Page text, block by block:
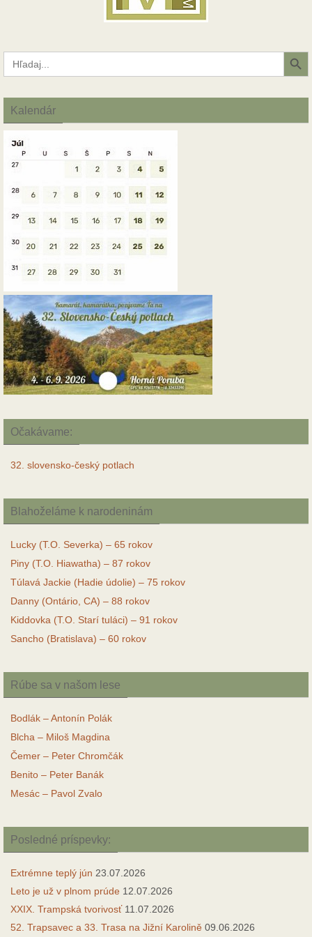
Search
for:
Search Button
Kalendár
Očakávame:
32. slovensko-český potlach
Blahoželáme k narodeninám
Lucky (T.O. Severka) – 65 rokov
Piny (T.O. Hiawatha) – 87 rokov
Túlavá Jackie (Hadie údolie) – 75 rokov
Danny (Ontário, CA) – 88 rokov
Kiddovka (T.O. Starí tuláci) – 91 rokov
Sancho (Bratislava) – 60 rokov
Rúbe sa v našom lese
Bodlák – Antonín Polák
Blcha – Miloš Magdina
Čemer – Peter Chromčák
Benito – Peter Banák
Mesác – Pavol Zvalo
Posledné príspevky:
Extrémne teplý jún 23.07.2026
Leto je už v plnom prúde 12.07.2026
XXIX. Trampská tvorivosť 11.07.2026
52. Trapsavec a 33. Trasa na Jižní Karolině 09.06.2026